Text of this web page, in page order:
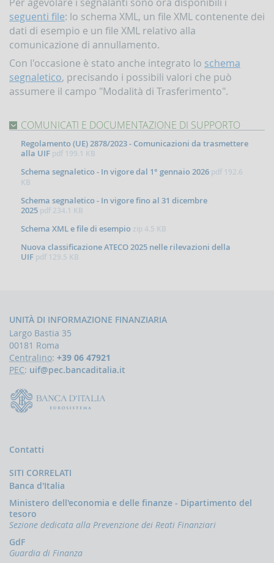
Contrasto
all'attività
dei
Paesi
minacciano
la
pace
sicurezza
internazionale
Indicatori,
comunicazioni
profili
Criteri
rivolte
alla
UIF
Segnalazioni
operazioni
sospette
Segnalazioni
AntiRiciclaggio
Aggregate
Comunicazioni
seguenti file: lo schema XML, un file XML contenente dei
dati di esempio e un file XML relativo alla
comunicazione di annullamento.
Con l'occasione è stato anche integrato lo schema
segnaletico, precisando i possibili valori che può
assumere il campo "Modalità di Trasferimento".
COMUNICATI E DOCUMENTAZIONE DI SUPPORTO
Regolamento (UE) 2878/2023 - Comunicazioni da trasmettere
alla UIF pdf 199.1 KB
Schema segnaletico - In vigore dal 1° gennaio 2026 pdf 192.6
KB
Schema segnaletico - In vigore fino al 31 dicembre
2025 pdf 234.1 KB
Schema XML e file di esempio zip4.5 KB
Nuova classificazione ATECO 2025 nelle rilevazioni della
UIF pdf 129.5 KB
UNITÀ DI INFORMAZIONE FINANZIARIA
Largo Bastia 35
00181 Roma
Centralino: +39 06 47921
PEC: uif@pec.bancaditalia.it
Contatti
SITI CORRELATI
Banca d'Italia
Ministero dell'economia e delle finanze - Dipartimento del
tesoro
Sezione dedicata alla Prevenzione dei Reati Finanziari
GdF
Guardia di Finanza